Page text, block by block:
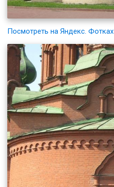
Посмотреть на Яндекс. Фотках